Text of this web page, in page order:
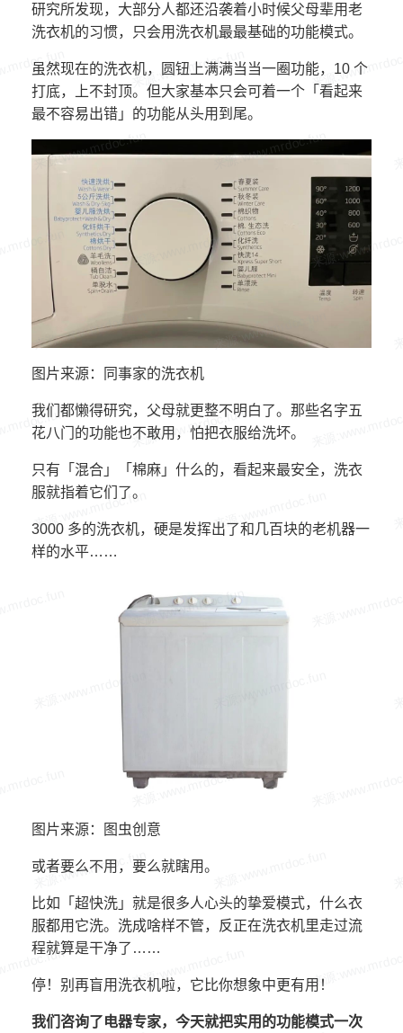
研究所发现，大部分人都还沿袭着小时候父母辈用老
洗衣机的习惯，只会用洗衣机最最基础的功能模式。
虽然现在的洗衣机，圆钮上满满当当一圈功能，10 个
打底，上不封顶。但大家基本只会可着一个「看起来
最不容易出错」的功能从头用到尾。
图片来源：同事家的洗衣机
我们都懒得研究，父母就更整不明白了。那些名字五
花八门的功能也不敢用，怕把衣服给洗坏。
只有「混合」「棉麻」什么的，看起来最安全，洗衣
服就指着它们了。
3000 多的洗衣机，硬是发挥出了和几百块的老机器一
样的水平……
图片来源：图虫创意
或者要么不用，要么就瞎用。
比如「超快洗」就是很多人心头的挚爱模式，什么衣
服都用它洗。洗成啥样不管，反正在洗衣机里走过流
程就算是干净了……
停！别再盲用洗衣机啦，它比你想象中更有用！
我们咨询了电器专家，今天就把实用的功能模式一次